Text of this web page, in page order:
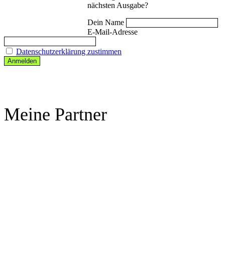
nächsten Ausgabe?
Dein Name
E-Mail-Adresse
Datenschutzerklärung zustimmen
Meine Partner